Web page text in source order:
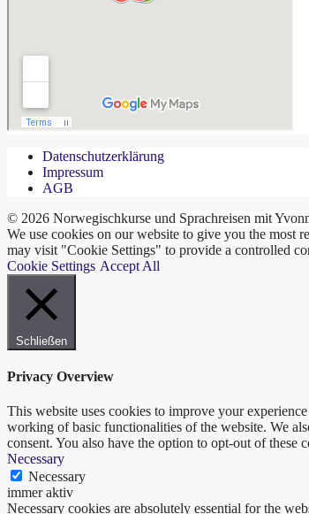
Datenschutzerklärung
Impressum
AGB
© 2026 Norwegischkurse und Sprachreisen mit
We use cookies on our website to give you the most
may visit "Cookie Settings" to provide a controlled
Cookie Settings Accept All
Schließen
Privacy Overview
This website uses cookies to improve your
working of basic functionalities of the website. We
consent. You also have the option to opt-out of
Necessary
Necessary
immer aktiv
Necessary cookies are absolutely essential for the